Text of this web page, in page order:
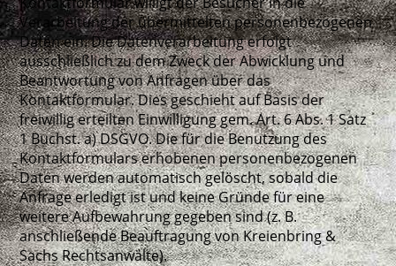
Verarbeitung der übermittelten personenbezogenen
Daten ein. Die Datenverarbeitung erfolgt
ausschließlich zu dem Zweck der Abwicklung und
Beantwortung von Anfragen über das
Kontaktformular. Dies geschieht auf Basis der
freiwillig erteilten Einwilligung gem. Art. 6 Abs. 1 Satz
1 Buchst. a) DSGVO. Die für die Benutzung des
Kontaktformulars erhobenen personenbezogenen
Daten werden automatisch gelöscht, sobald die
Anfrage erledigt ist und keine Gründe für eine
weitere Aufbewahrung gegeben sind (z. B.
anschließende Beauftragung von Kreienbring &
Sachs Rechtsanwälte).